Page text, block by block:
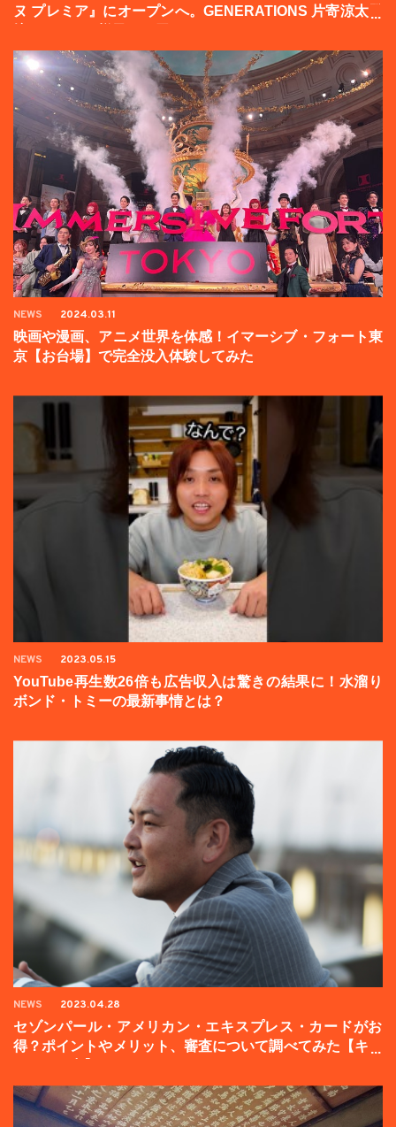
ヌ プレミア』にオープンへ。GENERATIONS 片寄涼太登
NEWS 2024.03.11
映画や漫画、アニメ世界を体感！イマーシブ・フォート東
京【お台場】で完全没入体験してみた
NEWS 2023.05.15
YouTube再生数26倍も広告収入は驚きの結果に！水溜り
ボンド・トミーの最新事情とは？
NEWS 2023.04.28
セゾンパール・アメリカン・エキスプレス・カードがお
得？ポイントやメリット、審査について調べてみた【キャ